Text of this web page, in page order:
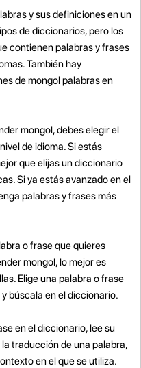
y sus definiciones en un
de diccionarios, pero los
contienen palabras y frases
También hay
de mongol palabras en
mongol, debes elegir el
de idioma. Si estás
que elijas un diccionario
Si ya estás avanzado en el
palabras y frases más
o frase que quieres
mongol, lo mejor es
Elige una palabra o frase
búscala en el diccionario.
en el diccionario, lee su
traducción de una palabra,
en el que se utiliza.